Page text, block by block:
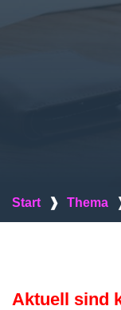
Start ❱ Thema
Aktuell sind